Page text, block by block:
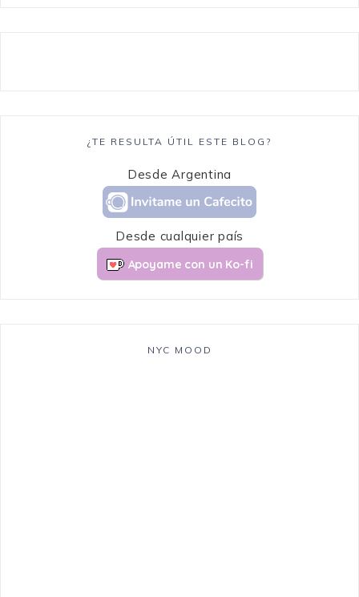
¿TE RESULTA ÚTIL ESTE BLOG?
Desde Argentina
Desde cualquier país
Apoyame con un Ko-fi
NYC MOOD